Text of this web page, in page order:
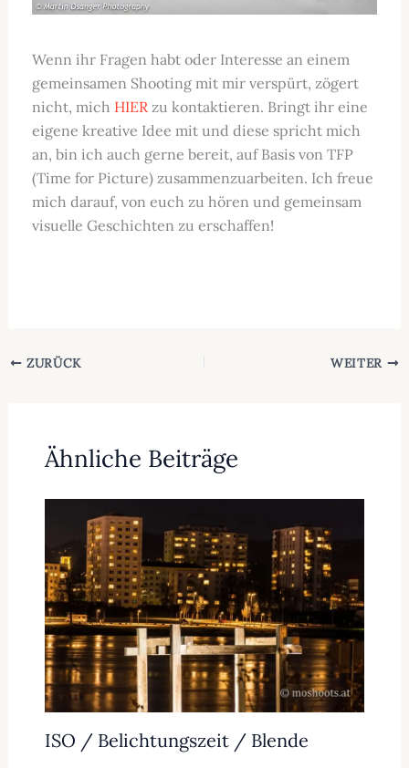
Wenn ihr Fragen habt oder Interesse an einem
gemeinsamen Shooting mit mir verspürt, zögert
nicht, mich HIERzu kontaktieren. Bringt ihr eine
eigene kreative Idee mit und diese spricht mich
an, bin ich auch gerne bereit, auf Basis von TFP
(Time for Picture) zusammenzuarbeiten. Ich freue
mich darauf, von euch zu hören und gemeinsam
visuelle Geschichten zu erschaffen!
ZURÜCK WEITER
Ähnliche Beiträge
ISO / Belichtungszeit / Blende